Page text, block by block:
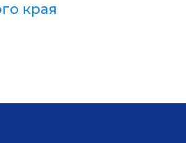
края